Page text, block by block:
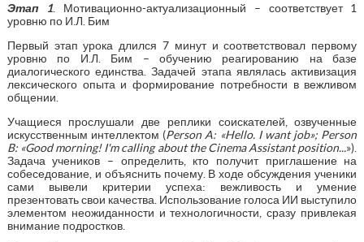
Этап 1 . Мотивационно-актуализационный – соответствует 1
уровню по И.Л. Бим
Первый этап урока длился 7 минут и соответствовал первому
уровню по И.Л. Бим – обучению реагированию на базе
диалогического единства. Задачей этапа являлась активизация
лексического опыта и формирование потребности в вежливом
общении.
Учащиеся прослушали две реплики соискателей, озвученные
искусственным интеллектом (Person A: «Hello. I want job»; Person
B: «Good morning! I'm calling about the Cinema Assistant position...»).
Задача учеников – определить, кто получит приглашение на
собеседование, и объяснить почему. В ходе обсуждения ученики
сами вывели критерии успеха: вежливость и умение
презентовать свои качества. Использование голоса ИИ выступило
элементом неожиданности и технологичности, сразу привлекая
внимание подростков.